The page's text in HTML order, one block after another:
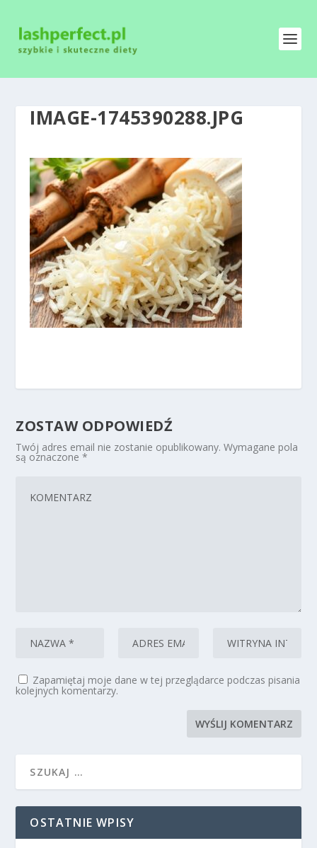
IMAGE-1745390288.JPG
ZOSTAW ODPOWIEDŹ
Twój adres email nie zostanie opublikowany. Wymagane pola
są oznaczone*
Zapamiętaj moje dane w tej przeglądarce podczas pisania
kolejnych komentarzy.
OSTATNIE WPISY